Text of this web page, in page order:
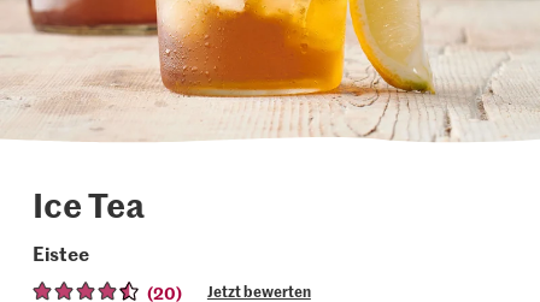
Ice Tea
Eistee
(20) Jetzt bewerten